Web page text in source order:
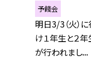
予餞会
明日3/3（火）
け１年生と２
が行われまし...